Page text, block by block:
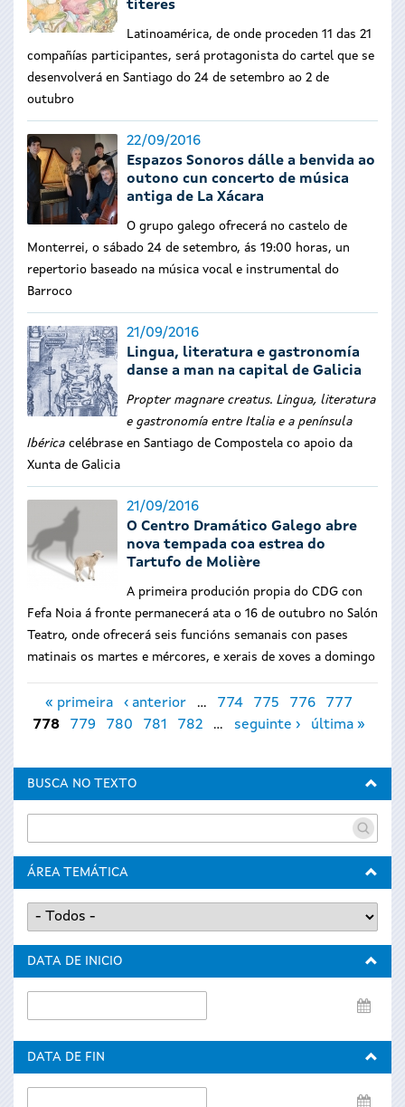
títeres
Latinoamérica, de onde proceden 11 das 21
compañías participantes, será protagonista do cartel que se
desenvolverá en Santiago do 24 de setembro ao 2 de
outubro
22/09/2016
Espazos Sonoros dálle a benvida ao
outono cun concerto de música
antiga de La Xácara
O grupo galego ofrecerá no castelo de
Monterrei, o sábado 24 de setembro, ás 19:00 horas, un
repertorio baseado na música vocal e instrumental do
Barroco
21/09/2016
Lingua, literatura e gastronomía
danse a man na capital de Galicia
Propter magnare creatus. Lingua, literatura
e gastronomía entre Italia e a península
Ibérica celébrase en Santiago de Compostela co apoio da
Xunta de Galicia
21/09/2016
O Centro Dramático Galego abre
nova tempada coa estrea do
Tartufo de Molière
A primeira produción propia do CDG con
Fefa Noia á fronte permanecerá ata o 16 de outubro no Salón
Teatro, onde ofrecerá seis funcións semanais con pases
matinais os martes e mércores, e xerais de xoves a domingo
Páxinas
« primeira ‹ anterior … 774 775 776
777
778
779 780 781 782 … seguinte › última »
BUSCA NO TEXTO
ÁREA TEMÁTICA
DATA DE INICIO
de
DATA DE FIN